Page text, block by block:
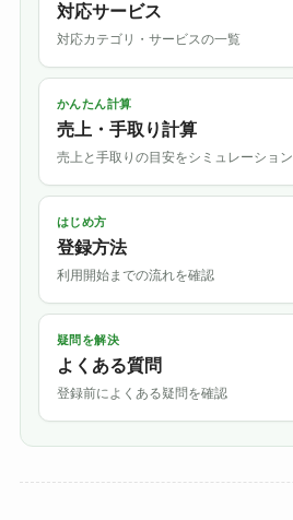
対応サービス
対応カテゴリ・サービスの一覧
かんたん計算
売上・手取り計算
売上と手取りの目安をシミュレーション
はじめ方
登録方法
利用開始までの流れを確認
疑問を解決
よくある質問
登録前によくある疑問を確認